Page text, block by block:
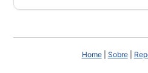
Home| Sobre|